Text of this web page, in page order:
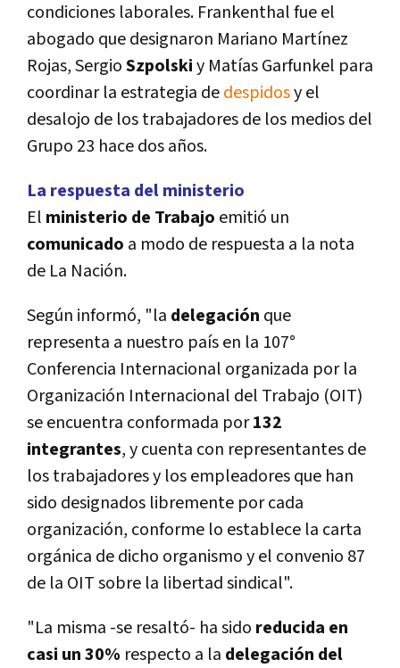
condiciones laborales. Frankenthal fue el
abogado que designaron Mariano Martí­nez
Rojas, SergioSzpolskiy Matí­as Garfunkel para
coordinar la estrategia dedespidosy el
desalojo de los trabajadores de los medios del
Grupo 23 hace dos años.
La respuesta del ministerio
El ministerio de Trabajo emitió un
comunicado a modo de respuesta a la nota
de La Nación.
Según informó, "la delegación que
representa a nuestro paí­s en la 107°
Conferencia Internacional organizada por la
Organización Internacional del Trabajo (OIT)
se encuentra conformada por132
integrantes, y cuenta con representantes de
los trabajadores y los empleadores que han
sido designados libremente por cada
organización, conforme lo establece la carta
orgánica de dicho organismo y el convenio 87
de la OIT sobre la libertad sindical".
"La misma -se resaltó- ha sido reducida en
casi un 30% respecto a la delegación del